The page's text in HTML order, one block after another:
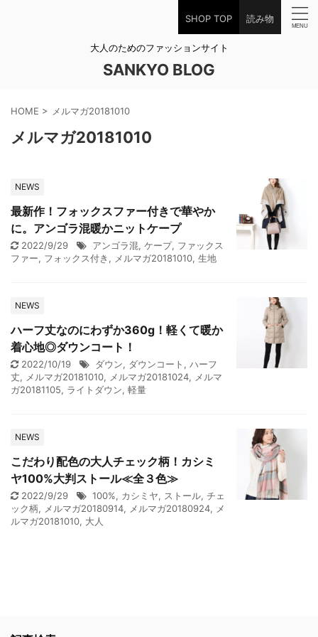
SHOP TOP 読み物
大人のためのファッションサイト
SANKYO BLOG
HOME > メルマガ20181010
メルマガ20181010
NEWS
最新作！フォックスファー付きで華やか
に。アンゴラ混暖かニットケープ
2022/9/29 アンゴラ混, ケープ, ファックス
ファー, フォックス付き , メルマガ20181010, 生地
NEWS
ハーフ丈なのにわずか360g！軽くて暖か
着心地◎ダウンコート！
2022/10/19 ダウン, ダウンコート , ハーフ
丈, メルマガ20181010, メルマガ20181024, メルマ
ガ20181105, ライトダウン, 軽量
NEWS
こだわり配色の大人チェック柄！カシミ
ヤ100%大判ストール≪全３色≫
2022/9/29 100%, カシミヤ, ストール, チェ
ック柄, メルマガ20180914, メルマガ20180924, メ
ルマガ20181010, 大人